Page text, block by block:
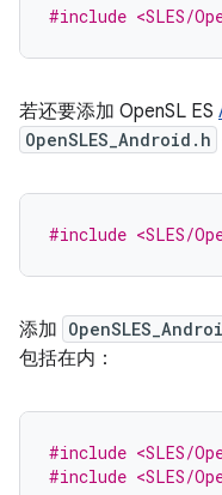
#include <SLES/
若还要添加 OpenSL ES
OpenSLES_Android.h
#include <SLES/
添加
包括在内：
#include <SLES/
#include <SLES/